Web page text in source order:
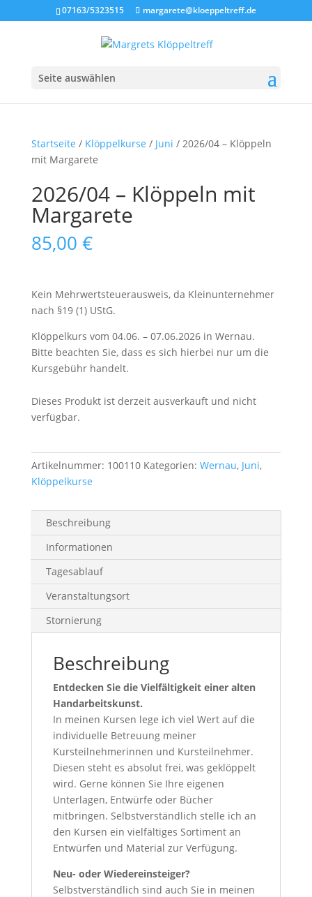
07163/5323515 margarete@kloeppeltreff.de
Seite auswählen
Startseite / Klöppelkurse / Juni / 2026/04 – Klöppeln
mit Margarete
2026/04 – Klöppeln mit
Margarete
85,00 €
Kein Mehrwertsteuerausweis, da Kleinunternehmer
nach §19 (1) UStG.
Klöppelkurs vom 04.06. – 07.06.2026 in Wernau.
Bitte beachten Sie, dass es sich hierbei nur um die
Kursgebühr handelt.
Dieses Produkt ist derzeit ausverkauft und nicht
verfügbar.
Artikelnummer: 100110 Kategorien: Wernau, Juni,
Klöppelkurse
Beschreibung
Informationen
Tagesablauf
Veranstaltungsort
Stornierung
Beschreibung
Entdecken Sie die Vielfältigkeit einer alten
Handarbeitskunst.
In meinen Kursen lege ich viel Wert auf die
individuelle Betreuung meiner
Kursteilnehmerinnen und Kursteilnehmer.
Diesen steht es absolut frei, was geklöppelt
wird. Gerne können Sie Ihre eigenen
Unterlagen, Entwürfe oder Bücher
mitbringen. Selbstverständlich stelle ich an
den Kursen ein vielfältiges Sortiment an
Entwürfen und Material zur Verfügung.
Neu- oder Wiedereinsteiger?
Selbstverständlich sind auch Sie in meinen